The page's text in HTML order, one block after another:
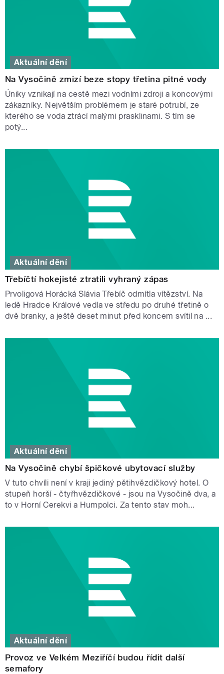
Aktuální dění
Na Vysočině zmizí beze stopy třetina pitné vody
Úniky vznikají na cestě mezi vodními zdroji a koncovými
zákazníky. Největším problémem je staré potrubí, ze
kterého se voda ztrácí malými prasklinami. S tím se
potý...
Aktuální dění
Třebíčtí hokejisté ztratili vyhraný zápas
Prvoligová Horácká Slávia Třebíč odmítla vítězství. Na
ledě Hradce Králové vedla ve středu po druhé třetině o
dvě branky, a ještě deset minut před koncem svítil na ...
Aktuální dění
Na Vysočině chybí špičkové ubytovací služby
V tuto chvíli není v kraji jediný pětihvězdičkový hotel. O
stupeň horší - čtyřhvězdičkové - jsou na Vysočině dva, a
to v Horní Cerekvi a Humpolci. Za tento stav moh...
Aktuální dění
Provoz ve Velkém Meziříčí budou řídit další
semafory